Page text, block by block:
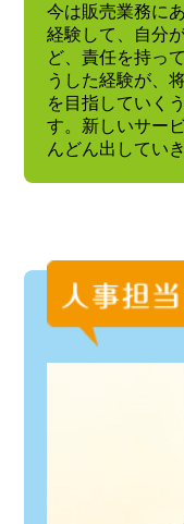
今は販売業務に
経験して、自分
ど、責任を持っ
うした経験が、
を目指していく
す。新しいサー
んどん出してい